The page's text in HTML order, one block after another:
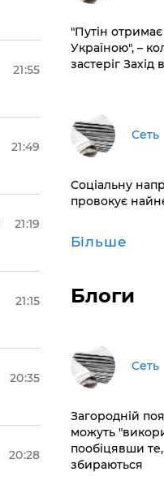
21:55
21:49
21:19
21:15
20:35
20:28
"Путін отримає
Україною", –
застеріг Захід
Сеть
Соціальну
провокує
Більше
Блоги
Сеть
Загородній
можуть
пообіцявши
збираються